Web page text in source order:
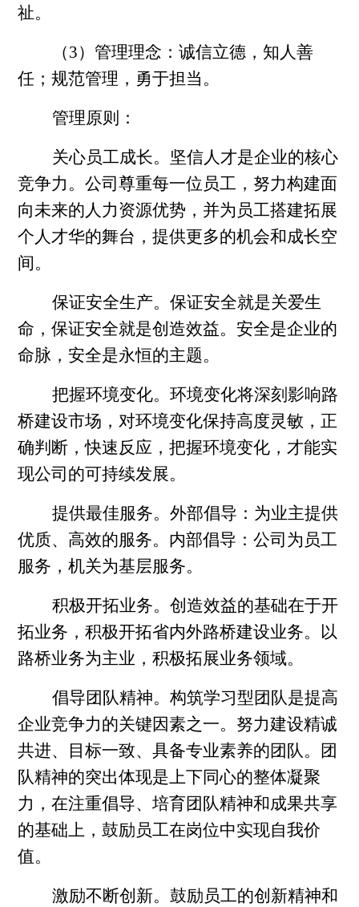
祉。
（3）管理理念：诚信立德，知人善
任；规范管理，勇于担当。
管理原则：
关心员工成长。坚信人才是企业的核心
竞争力。公司尊重每一位员工，努力构建面
向未来的人力资源优势，并为员工搭建拓展
个人才华的舞台，提供更多的机会和成长空
间。
保证安全生产。保证安全就是关爱生
命，保证安全就是创造效益。安全是企业的
命脉，安全是永恒的主题。
把握环境变化。环境变化将深刻影响路
桥建设市场，对环境变化保持高度灵敏，正
确判断，快速反应，把握环境变化，才能实
现公司的可持续发展。
提供最佳服务。外部倡导：为业主提供
优质、高效的服务。内部倡导：公司为员工
服务，机关为基层服务。
积极开拓业务。创造效益的基础在于开
拓业务，积极开拓省内外路桥建设业务。以
路桥业务为主业，积极拓展业务领域。
倡导团队精神。构筑学习型团队是提高
企业竞争力的关键因素之一。努力建设精诚
共进、目标一致、具备专业素养的团队。团
队精神的突出体现是上下同心的整体凝聚
力，在注重倡导、培育团队精神和成果共享
的基础上，鼓励员工在岗位中实现自我价
值。
激励不断创新。鼓励员工的创新精神和